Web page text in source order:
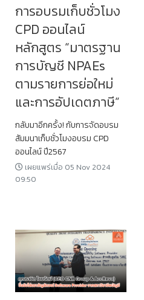
การอบรมเก็บชั่วโมง
CPD ออนไลน์
หลักสูตร “มาตรฐาน
การบัญชี NPAEs
ตามรายการย่อใหม่
และการอัปเดตภาษี”
กลับมาอีกครั้ง! กับการจัดอบรม
สัมมนาเก็บชั่วโมงอบรม CPD
ออนไลน์ ปี2567
เผยแพร่เมื่อ 05 Nov 2024
09:50